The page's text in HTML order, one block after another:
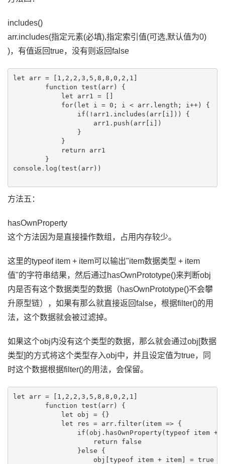
includes()
arr.includes(指定元素(必填),指定索引值(可选,默认值为0)
)，有值返回true，没有则返回false
let arr = [1,2,2,3,5,8,8,0,2,1]
        function test(arr) {
            let arr1 = []
            for(let i = 0; i < arr.length; i++) {
                if(!arr1.includes(arr[i])) {
                    arr1.push(arr[i])
                }
            }
            return arr1
        }
console.log(test(arr))
方法五：
hasOwnProperty
这个方法因为是直接操作数组，占用内存较少。
这里的typeof item + item可以输出"item数据类型 + item
值"的字符串结果，然后通过hasOwnPrototype()来判断obj
内是否有这个数据类型的数据（hasOwnPrototype()不会攀
升原型链），如果有那么就直接返回false，根据filter()的用
法，这个数据就会被过滤掉。
如果这个obj内没有这个类型的数据，那么就会通过obj[数据
类型]的方式将这个类型存入obj中，并且设定值为true，同
时这个数据根据filter()的用法，会保留。
let arr = [1,2,2,3,5,8,8,0,2,1]
        function test(arr) {
            let obj = {}
            let res = arr.filter(item => {
if(obj.hasOwnProperty(typeof item +
                    return false
                }else {
                    obj[typeof item + item] = true